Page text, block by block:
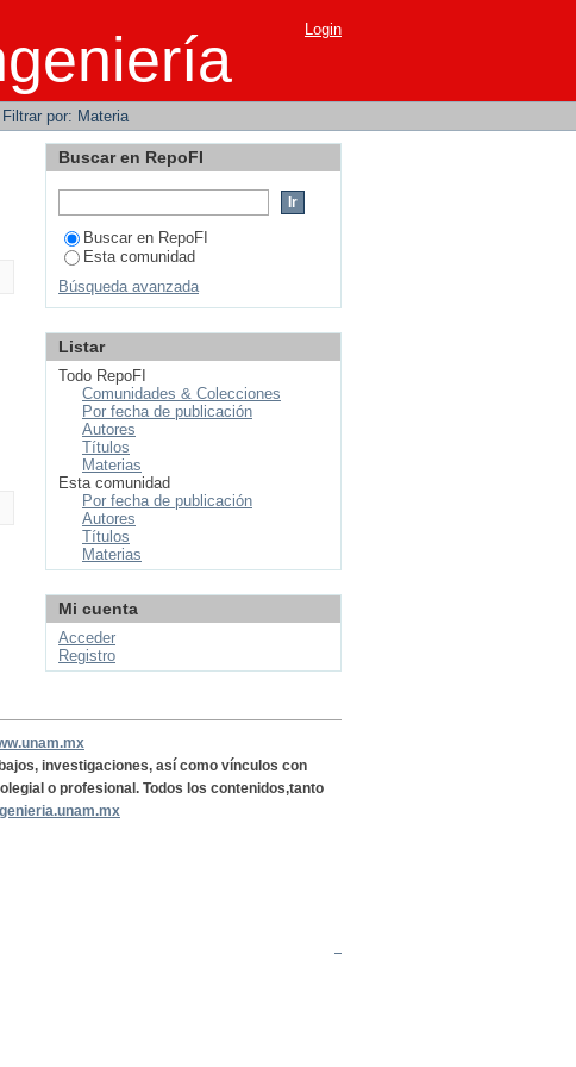
Login
Filtrar por: Materia
Buscar en RepoFI
Buscar en RepoFI
Esta comunidad
Búsqueda avanzada
Listar
Todo RepoFI
Comunidades & Colecciones
Por fecha de publicación
Autores
Títulos
Materias
Esta comunidad
Por fecha de publicación
Autores
Títulos
Materias
Mi cuenta
Acceder
Registro
investigaciones, así como vínculos con
o profesional. Todos los contenidos,tanto